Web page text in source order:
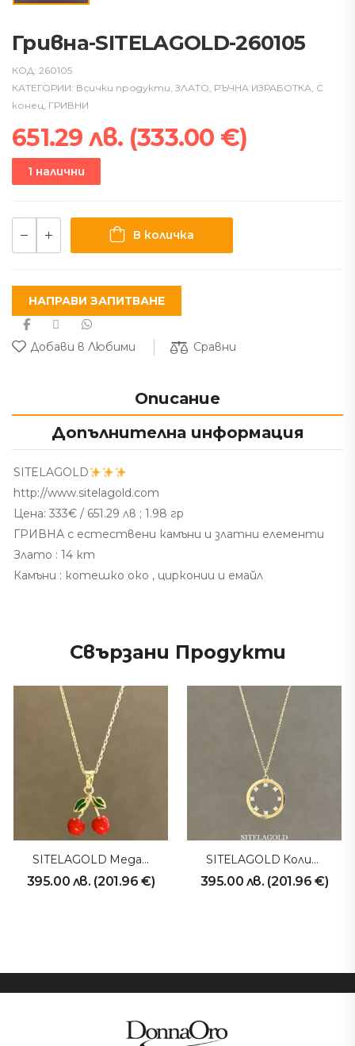
Гривна-SITELAGOLD-260105
КОД: 260105
КАТЕГОРИИ: Всички продукти, ЗЛАТО, РЪЧНА ИЗРАБОТКА, С
конец, ГРИВНИ
651.29 лв. (333.00 €)
1 налични
В количка
НАПРАВИ ЗАПИТВАНЕ
Добави в Любими Сравни
Описание
Допълнителна информация
SITELAGOLD
http://www.sitelagold.com
Цена: 333€ / 651.29 лв ; 1.98 гр
ГРИВНА с естествени камъни и златни елементи
Злато : 14 кт
Камъни : котешко око , цирконии и емайл
Свързани Продукти
SITELAGOLD Медальон Черешки
395.00 лв. (201.96€)
SITELAGOLD Колие 231013
395.00 лв. (201.96€)